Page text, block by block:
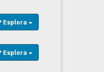
Esplora
Esplora